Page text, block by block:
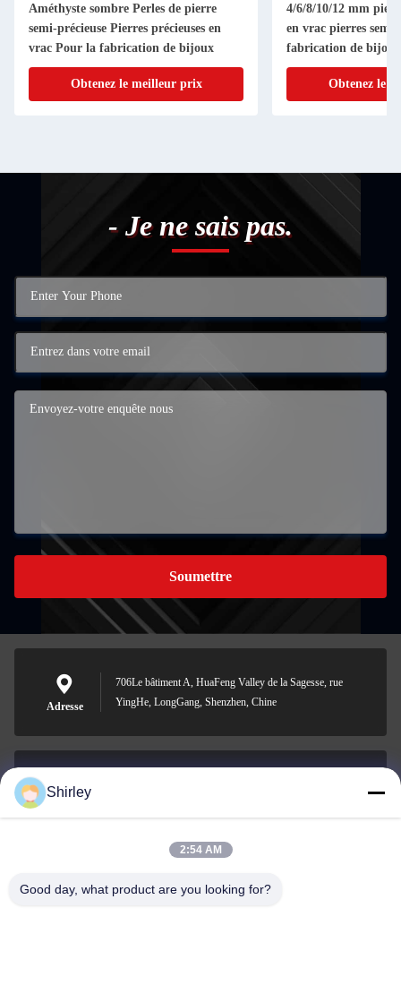
Améthyste sombre Perles de pierre
semi-précieuse Pierres précieuses en
vrac Pour la fabrication de bijoux
Obtenez le meilleur prix
4/6/8/10/12 mm
en vrac pierres
fabrication de bijoux
Obtenez le
- Je ne sais pas.
Soumettre
Adresse
706Le bâtiment A, HuaFeng Valley de la Sagesse, rue
YingHe, LongGang, Shenzhen, Chine
0086-18148506772
Shirley
2:54 AM
Good day, what product are you looking for?